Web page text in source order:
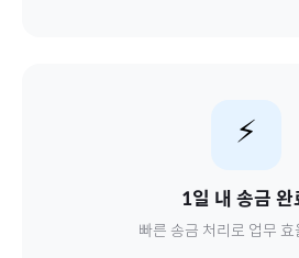
⚡
1일 내 송금 완
빠른 송금 처리로 업무